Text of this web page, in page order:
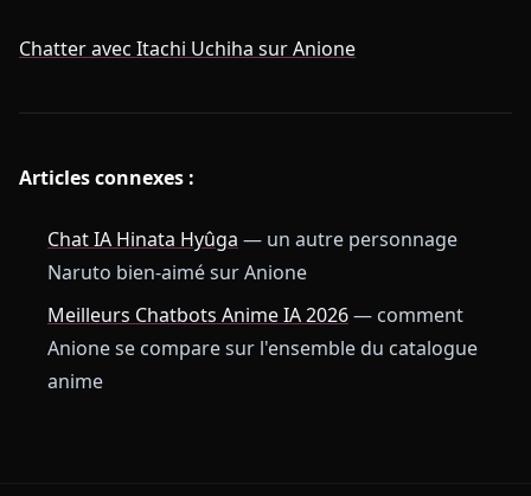
Chatter avec Itachi Uchiha sur Anione
Articles connexes :
Chat IA Hinata Hyûga — un autre personnage
Naruto bien-aimé sur Anione
Meilleurs Chatbots Anime IA 2026— comment
Anione se compare sur l'ensemble du catalogue
anime